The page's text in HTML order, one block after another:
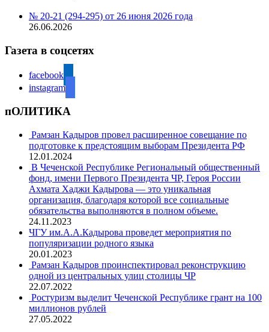
№ 20-21 (294-295) от 26 июня 2026 года
26.06.2026
Газета в соцсетях
facebook
instagram
пОЛИТИКА
Рамзан Кадыров провел расширенное совещание по
подготовке к предстоящим выборам Президента РФ
12.01.2024
В Чеченской Республике Региональный общественный
фонд, имени Первого Президента ЧР, Героя России
Ахмата Хаджи Кадырова — это уникальная
организация, благодаря которой все социальные
обязательства выполняются в полном объеме.
24.11.2023
ЧГУ им.А.А.Кадырова проведет мероприятия по
популяризации родного языка
20.01.2023
Рамзан Кадыров проинспектировал реконструкцию
одной из центральных улиц столицы ЧР
22.07.2022
Ростуризм выделит Чеченской Республике грант на 100
миллионов рублей
27.05.2022